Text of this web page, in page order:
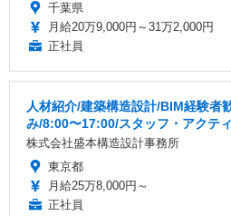
千葉県
月給20万9,000円～31万2,000円
正社員
人材紹介/建築構造設計/BIM経験者
み/8:00〜17:00/スタッフ・アクテ
株式会社盛本構造設計事務所
東京都
月給25万8,000円～
正社員